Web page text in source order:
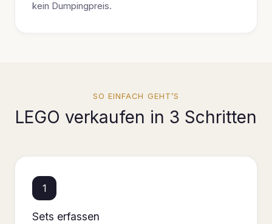
kein Dumpingpreis.
SO EINFACH GEHT’S
LEGO verkaufen in 3 Schritten
1
Sets erfassen